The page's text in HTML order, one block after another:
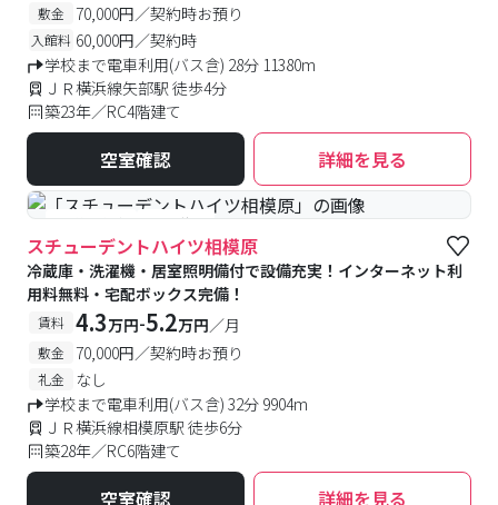
敷金 70,000円／契約時お預り
入館料 60,000円／契約時
学校まで電車利用(バス含) 28分 11380m
ＪＲ横浜線矢部駅 徒歩4分
築23年／RC4階建て
空室確認 詳細を見る
#予約受付中 #空室待ち
スチューデントハイツ相模原
冷蔵庫・洗濯機・居室照明備付で設備充実！インターネット利
用料無料・宅配ボックス完備！
賃料 4.3万円-5.2万円／月
敷金 70,000円／契約時お預り
礼金
なし
学校まで電車利用(バス含) 32分 9904m
ＪＲ横浜線相模原駅 徒歩6分
築28年／RC6階建て
空室確認 詳細を見る